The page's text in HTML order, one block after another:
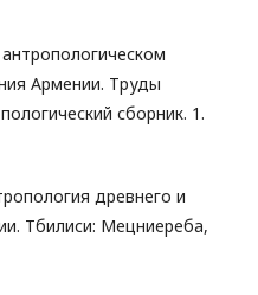
Армении. Труды
сборник. 1.
древнего и
Тбилиси: Мецниереба,